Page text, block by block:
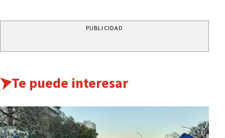
PUBLICIDAD
Te puede interesar